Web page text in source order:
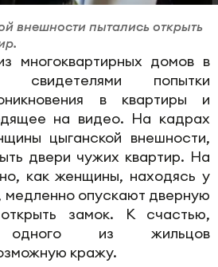
внешности пытались открыть
многоквартирных домов в
свидетелями попытки
в квартиры и
на видео. На кадрах
цыганской внешности,
двери чужих квартир. На
как женщины, находясь у
медленно опускают дверную
замок. К счастью,
одного из жильцов
кражу.